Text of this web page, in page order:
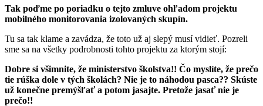
Tak poďme po poriadku o tejto zmluve ohľadom projektu
mobilného monitorovania izolovaných skupín.
Tu sa tak klame a zavádza, že toto už aj slepý musí vidieť. Pozreli
sme sa na všetky podrobnosti tohto projektu za ktorým stojí:
Dobre si všimnite, že ministerstvo školstva!! Čo myslíte, že prečo
tie rúška dole v tých školách? Nie je to náhodou pasca?? Skúste
už konečne premýšľať a potom jasajte. Pretože jasať nie je
prečo!!